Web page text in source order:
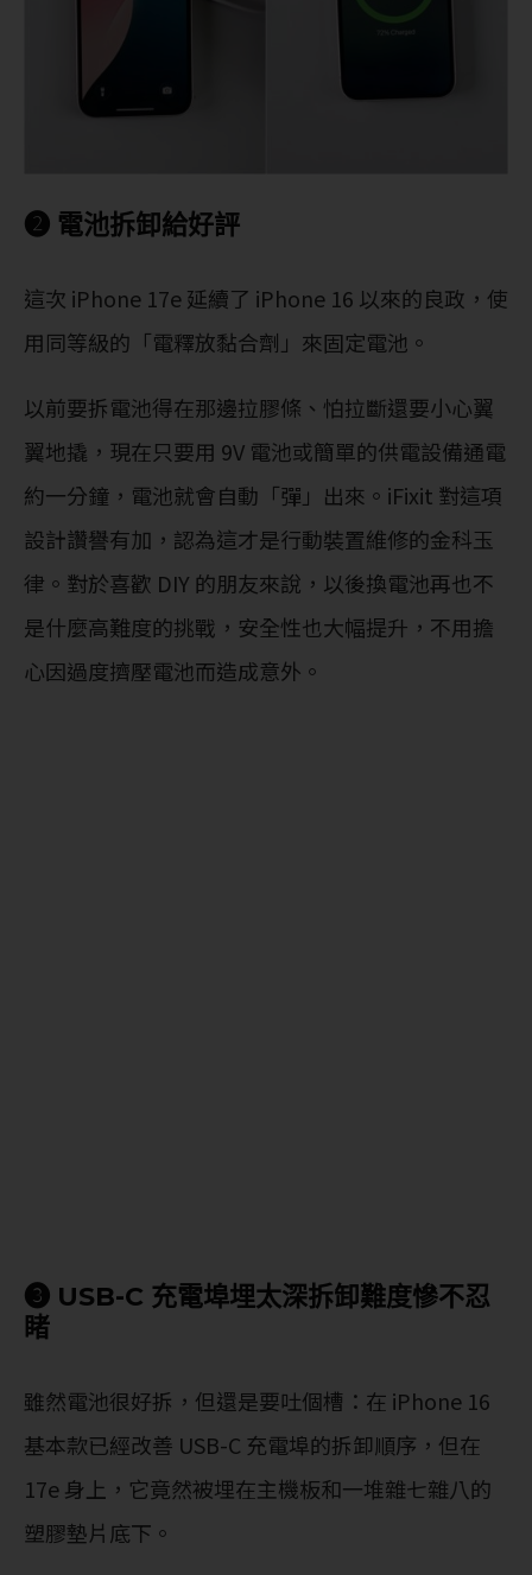
❷ 電池拆卸給好評
這次 iPhone 17e 延續了 iPhone 16 以來的良政，使
用同等級的「電釋放黏合劑」來固定電池。
以前要拆電池得在那邊拉膠條、怕拉斷還要小心翼
翼地撬，現在只要用 9V 電池或簡單的供電設備通電
約一分鐘，電池就會自動「彈」出來。iFixit 對這項
設計讚譽有加，認為這才是行動裝置維修的金科玉
律。對於喜歡 DIY 的朋友來說，以後換電池再也不
是什麼高難度的挑戰，安全性也大幅提升，不用擔
心因過度擠壓電池而造成意外。
❸ USB-C 充電埠埋太深拆卸難度慘不忍
睹
雖然電池很好拆，但還是要吐個槽：在 iPhone 16
基本款已經改善 USB-C 充電埠的拆卸順序，但在
17e 身上，它竟然被埋在主機板和一堆雜七雜八的
塑膠墊片底下。